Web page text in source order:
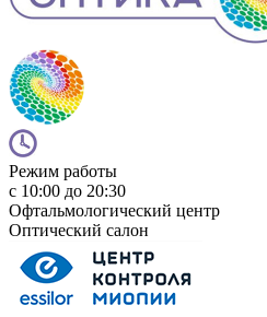
Режим работы
с 10:00 до 20:30
Офтальмологический центр
Оптический салон